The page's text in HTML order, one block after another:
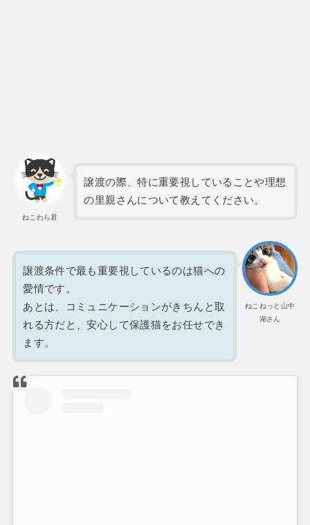
ねこわら君
譲渡の際、特に重要視していることや理想
の里親さんについて教えてください。
ねこねっと山中
湖さん
譲渡条件で最も重要視しているのは猫への
愛情です。
あとは、コミュニケーションがきちんと取
れる方だと、安心して保護猫をお任せでき
ます。